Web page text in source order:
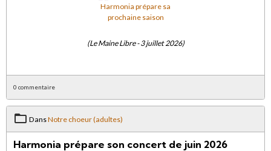
(Le Maine Libre - 3 juillet 2026)
0 commentaire
DansNotre choeur (adultes)
Harmonia prépare son concert de juin 2026